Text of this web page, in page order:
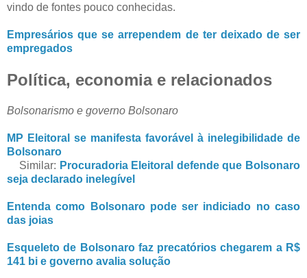
vindo de fontes pouco conhecidas.
Empresários que se arrependem de ter deixado de ser
empregados
Política, economia e relacionados
Bolsonarismo e governo Bolsonaro
MP Eleitoral se manifesta favorável à inelegibilidade de
Bolsonaro
Similar: Procuradoria Eleitoral defende que Bolsonaro
seja declarado inelegível
Entenda como Bolsonaro pode ser indiciado no caso
das joias
Esqueleto de Bolsonaro faz precatórios chegarem a R$
141 bi e governo avalia solução